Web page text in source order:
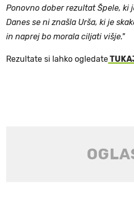
Ponovno dober rezultat Špele, ki
Danes se ni znašla Urša, ki je
in naprej bo morala ciljati višje."
Rezultate si lahko ogledate